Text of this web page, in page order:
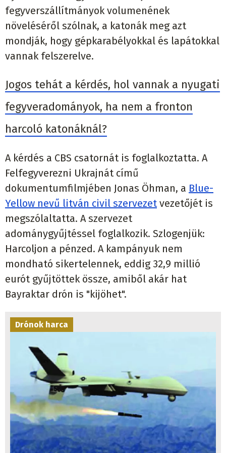
növeléséről szólnak, a katonák meg azt
mondják, hogy gépkarabélyokkal és lapátokkal
vannak felszerelve.
fegyveradományok, ha nem a fronton
harcoló katonáknál?
Felfegyverezni Ukrajnát című
dokumentumfilmjében Jonas Öhman, a
Yellow nevű litván civil szervezetvezetőjét is
megszólaltatta. A szervezet
adománygyűjtéssel foglalkozik. Szlogenjük:
Harcoljon a pénzed. A kampányuk nem
mondható sikertelennek, eddig 32,9 millió
eurót gyűjtöttek össze, amiből akár hat
Bayraktar drón is "kijöhet".